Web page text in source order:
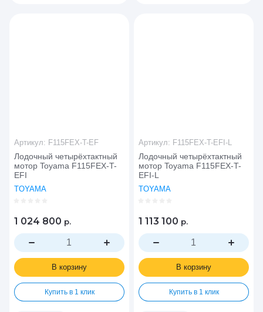
Лодочный четырёхтактный
мотор Toyama F115FEX-T-
EFI
TOYAMA
Артикул: F115FEX-T-EF
1 024 800 р.
В корзину
Купить в 1 клик
Лодочный четырёхтактный
мотор Toyama F115FEX-T-
EFI-L
TOYAMA
Артикул: F115FEX-T-EFI-L
1 113 100 р.
В корзину
Купить в 1 клик